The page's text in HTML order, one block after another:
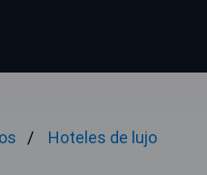
Hoteles de lujo